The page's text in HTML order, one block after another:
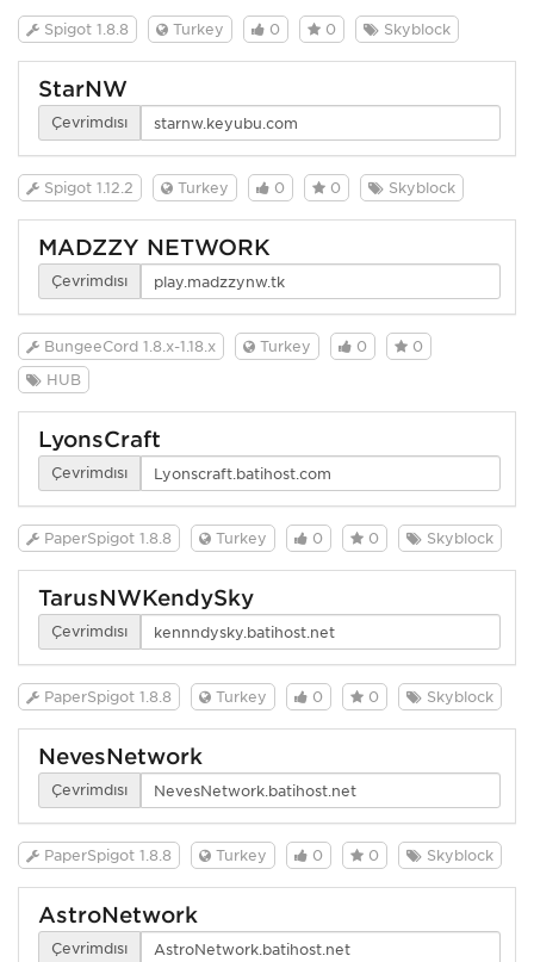
Spigot 1.8.8 Turkey 0 0 Skyblock
StarNW
Çevrimdışı
Spigot 1.12.2 Turkey 0 0 Skyblock
MADZZY NETWORK
Çevrimdışı
BungeeCord 1.8.x-1.18.x Turkey 0
0
HUB
LyonsCraft
Çevrimdışı
PaperSpigot 1.8.8 Turkey 0 0 Skyblock
TarusNWKendySky
Çevrimdışı
PaperSpigot 1.8.8 Turkey 0 0 Skyblock
NevesNetwork
Çevrimdışı
PaperSpigot 1.8.8 Turkey 0 0 Skyblock
AstroNetwork
Çevrimdışı